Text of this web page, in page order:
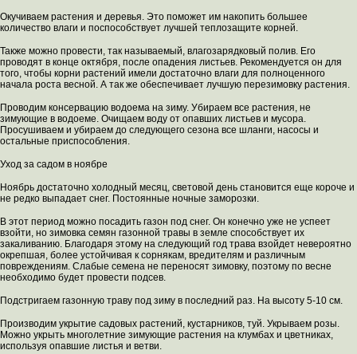
Окучиваем растения и деревья. Это поможет им накопить большее
количество влаги и поспособствует лучшей теплозащите корней.
Также можно провести, так называемый, влагозарядковый полив. Его
проводят в конце октября, после опадения листьев. Рекомендуется он для
того, чтобы корни растений имели достаточно влаги для полноценного
начала роста весной. А так же обеспечивает лучшую перезимовку растения.
Проводим консервацию водоема на зиму. Убираем все растения, не
зимующие в водоеме. Очищаем воду от опавших листьев и мусора.
Просушиваем и убираем до следующего сезона все шланги, насосы и
остальные приспособления.
Уход за садом в ноябре
Ноябрь достаточно холодный месяц, световой день становится еще короче и
не редко выпадает снег. Постоянные ночные заморозки.
В этот период можно посадить газон под снег. Он конечно уже не успеет
взойти, но зимовка семян газонной травы в земле способствует их
закаливанию. Благодаря этому на следующий год трава взойдет невероятно
окрепшая, более устойчивая к сорнякам, вредителям и различным
повреждениям. Слабые семена не переносят зимовку, поэтому по весне
необходимо будет провести подсев.
Подстригаем газонную траву под зиму в последний раз. На высоту 5-10 см.
Производим укрытие садовых растений, кустарников, туй. Укрываем розы.
Можно укрыть многолетние зимующие растения на клумбах и цветниках,
используя опавшие листья и ветви.